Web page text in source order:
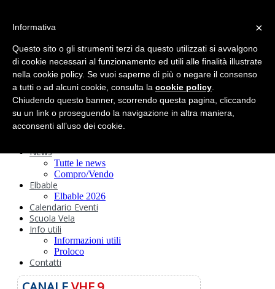
Circolo
Statuto e
Regolamenti
Storia
Ormeggi
Sede e Servizi
Attività
Safeguarding
News
Tutte le news
Compro/Vendo
Elbable
Elbable 2026
Calendario Eventi
Scuola Vela
Info utili
Informazioni utili
Proloco
Contatti
×
Informativa
Questo sito o gli strumenti terzi da questo utilizzati si avvalgono
di cookie necessari al funzionamento ed utili alle finalità illustrate
nella cookie policy. Se vuoi saperne di più o negare il consenso
a tutti o ad alcuni cookie, consulta la cookie policy
Chiudendo questo banner, scorrendo questa pagina, cliccando
su un link o proseguendo la navigazione in altra maniera,
acconsenti all’uso dei cookie.